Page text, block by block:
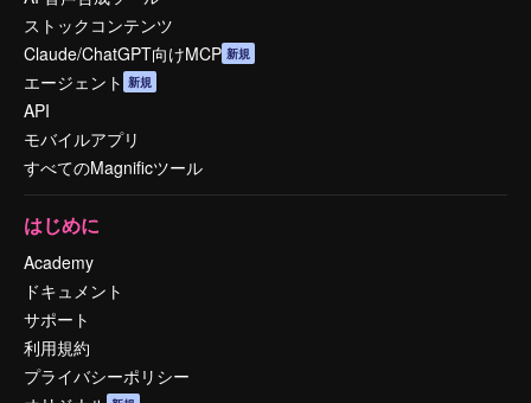
ストックコンテンツ
Claude/ChatGPT向けMCP 新規
エージェント 新規
API
モバイルアプリ
すべてのMagnificツール
はじめに
Academy
ドキュメント
サポート
利用規約
プライバシーポリシー